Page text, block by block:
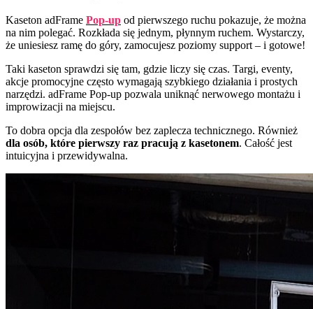
Kaseton adFrame Pop-up od pierwszego ruchu pokazuje, że można
na nim polegać. Rozkłada się jednym, płynnym ruchem. Wystarczy,
że uniesiesz ramę do góry, zamocujesz poziomy support – i gotowe!
Taki kaseton sprawdzi się tam, gdzie liczy się czas. Targi, eventy,
akcje promocyjne często wymagają szybkiego działania i prostych
narzędzi. adFrame Pop-up pozwala uniknąć nerwowego montażu i
improwizacji na miejscu.
To dobra opcja dla zespołów bez zaplecza technicznego. Również
dla osób, które pierwszy raz pracują z kasetonem. Całość jest
intuicyjna i przewidywalna.